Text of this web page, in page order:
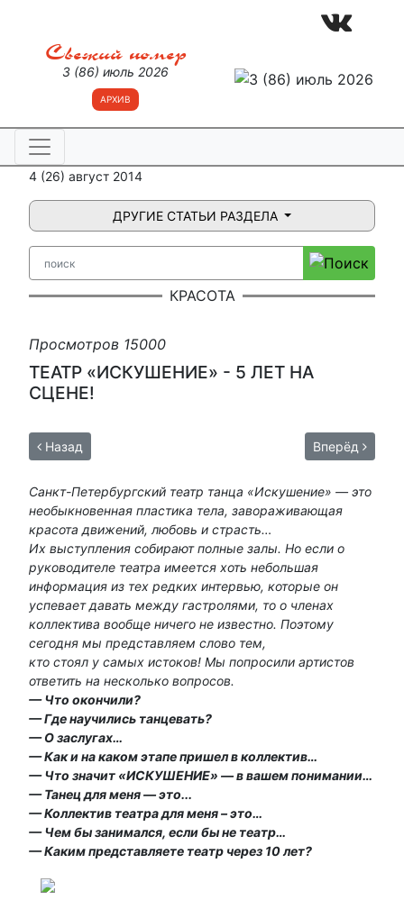
Свежий номер
3 (86) июль 2026
АРХИВ
4 (26) август 2014
ДРУГИЕ СТАТЬИ РАЗДЕЛА
КРАСОТА
Просмотров 15000
ТЕАТР «ИСКУШЕНИЕ» - 5 ЛЕТ НА
СЦЕНЕ!
Назад Вперёд
Санкт-Петербургский театр танца «Искушение» — это
необыкновенная пластика тела, завораживающая
красота движений, любовь и страсть…
Их выступления собирают полные залы. Но если о
руководителе театра имеется хоть небольшая
информация из тех редких интервью, которые он
успевает давать между гастролями, то о членах
коллектива вообще ничего не известно. Поэтому
сегодня мы представляем слово тем,
кто стоял у самых истоков! Мы попросили артистов
ответить на несколько вопросов.
— Что окончили?
— Где научились танцевать?
— О заслугах…
— Как и на каком этапе пришел в коллектив…
— Что значит «ИСКУШЕНИЕ» — в вашем понимании…
— Танец для меня — это...
— Коллектив театра для меня – это…
— Чем бы занимался, если бы не театр…
— Каким представляете театр через 10 лет?